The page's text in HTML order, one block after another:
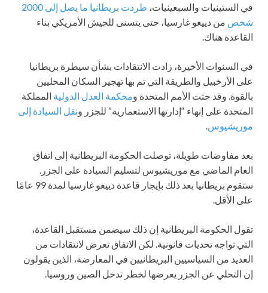
في الستينيات والسبعينيات،
طردت بريطانيا ما يصل إلى 2000
شخص من دييغو غارسيا، حتى يتسنى للجيش الأمريكي بناء
القاعدة هناك.
في السنوات الأخيرة، زادت الانتقادات بشأن سيطرة بريطانيا
على الأرخبيل والطريقة التي تم بها تهجير السكان المحليين
بالقوة. وقد حثت الأمم المتحدة ومحكمة العدل الدولية المملكة
المتحدة على إنهاء “إدارتها الاستعمارية” للجزر ونقل السيادة إلى
موريشيوس.
بعد مفاوضات طويلة، توصلت الحكومة البريطانية إلى اتفاق
العام الماضي مع موريشيوس لتسليم السيادة على الجزر.
ستقوم بريطانيا بعد ذلك بإيجار قاعدة دييغو غارسيا لمدة 99 عامًا
على الأقل.
تقول الحكومة البريطانية إن ذلك سيضمن مستقبل القاعدة،
التي تواجه تحديات قانونية. لكن الاتفاق تعرض لانتقادات من
العديد من السياسيين البريطانيين في المعارضة، الذين يقولون
إن التخلي عن الجزر يعرضها لخطر تدخل الصين وروسيا.